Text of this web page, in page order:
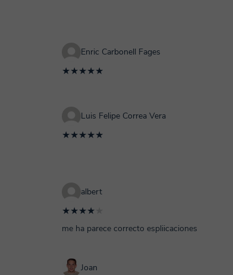
Enric Carbonell Fages
★★★★★
Luis Felipe Correa Vera
★★★★★
albert
★★★★
me ha parece correcto espliicaciones
Joan